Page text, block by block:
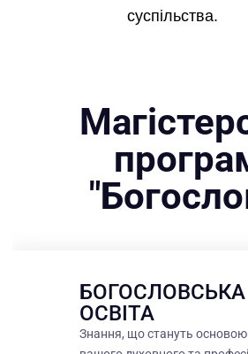
суспільства.
БОГОСЛОВСЬКА
ОСВІТА
Знання, що стануть